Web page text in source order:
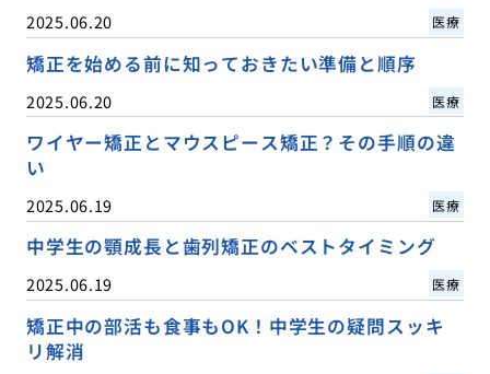
2025.06.20 医療
矯正を始める前に知っておきたい準備と順序
2025.06.20 医療
ワイヤー矯正とマウスピース矯正？その手順の違
い
2025.06.19 医療
中学生の顎成長と歯列矯正のベストタイミング
2025.06.19 医療
矯正中の部活も食事もOK！中学生の疑問スッキ
リ解消